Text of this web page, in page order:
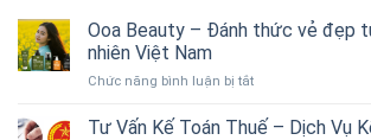
Ooa Beauty – Đánh thức vẻ đẹp
nhiên Việt Nam
Chức năng bình luận bị tắtở
Beauty
Tư Vấn Kế Toán Thuế – Dịch Vụ